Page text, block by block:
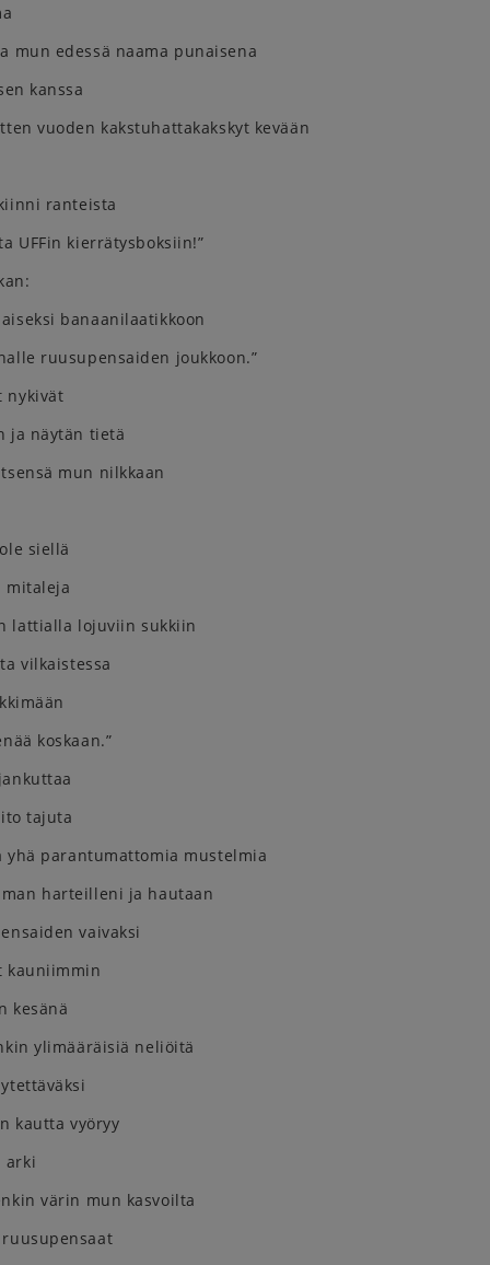
mun edessä naama punaisena
kanssa
vuoden kakstuhattakakskyt kevään
ranteista
UFFin kierrätysboksiin!”
banaanilaatikkoon
ruusupensaiden joukkoon.”
nykivät
ja näytän tietä
mun nilkkaan
siellä
mitaleja
lattialla lojuviin sukkiin
vilkaistessa
koskaan.”
tajuta
yhä parantumattomia mustelmia
harteilleni ja hautaan
vaivaksi
kauniimmin
kesänä
ylimääräisiä neliöitä
kautta vyöryy
arki
värin mun kasvoilta